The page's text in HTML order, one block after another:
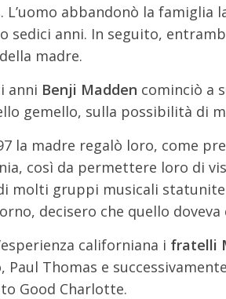
L’uomo abbandonò la famiglia
sedici anni. In seguito,
madre.
anni Benji Madden cominciò a
gemello, sulla possibilità di
la madre regalò loro, come
così da permettere loro di
molti gruppi musicali
decisero che quello
californiana i fratelli
Paul Thomas e
Good Charlotte.